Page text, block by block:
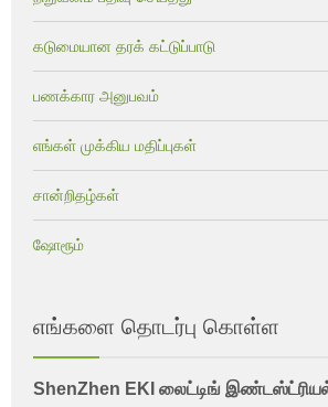
கடுமையான தரக் கட்டுப்பாடு
பணக்கார அனுபவம்
எங்கள் முக்கிய மதிப்புகள்
சான்றிதழ்கள்
ஷோரூம்
எங்களை தொடர்பு கொள்ள
ShenZhen EKI லைட்டிங்